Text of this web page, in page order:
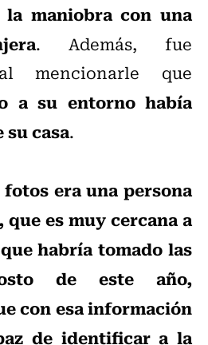
maniobra con una
. Además, fue
mencionarle que
a su entorno había
casa.
era una persona
que es muy cercana a
habría tomado las
de este año,
con esa información
de identificar a la